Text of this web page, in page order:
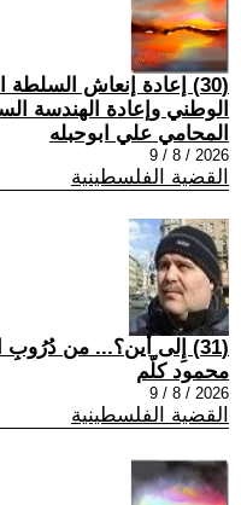
(30) إعادة إنعاش السلطة
الوطني وإعادة الهندسة
المحامي علي ابوحبله
2026 / 8 / 9
القضية الفلسطينية
(31) إِلى أين؟... من دُرُوبِ النّكبة إِلى حُلمِ العودة
محمود كلّم
2026 / 8 / 9
القضية الفلسطينية